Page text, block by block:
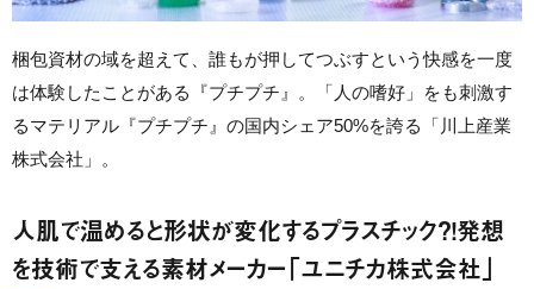
梱包資材の域を超えて、誰もが押してつぶすという快感を一度
は体験したことがある『プチプチ』。「人の嗜好」をも刺激す
るマテリアル『プチプチ』の国内シェア50%を誇る「川上産業
株式会社」。
人肌で温めると形状が変化するプラスチック？！発想
を技術で支える素材メーカー「ユニチカ株式会社」